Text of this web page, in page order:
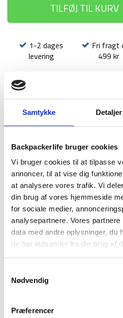
Samtykke Detaljer
Backpackerlife bruger cookies
Vi bruger cookies til at tilpasse
annoncer, til at vise dig
at analysere vores trafik. Vi
din brug af vores hjemmeside
for sociale medier,
analysepartnere. Vores
data med andre oplysninger, du
de har indsamlet fra din brug af
Nødvendig
Præferencer
TILFØJ TIL KURV
1-2 dages
levering
Fri fragt
499 kr
BESKRIVELSE
BRAND
Treklife Sherpa Full-Zip Fleece til
fleecetrøje ideel til både
Fremstillet i en tæt 420 g/m2
fleecen fremragende isolering og
mellemlag under en jakke eller som
Fleecen føles blød mod huden og
så den sikre du holder varmen på
fleecen en gennemgående lynlås
og på samt nemt at regulere
lynlås giver praktisk opbevaring
nøgler eller telefon, så du altid
Fleecetrøjens enkle og